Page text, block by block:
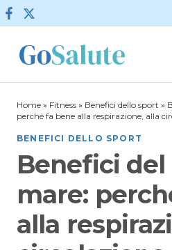
Vai al contenuto
Home » Fitness » Benefici dello sport »
perché fa bene alla respirazione, alla
BENEFICI DELLO SPORT
Benefici
mare:
alla